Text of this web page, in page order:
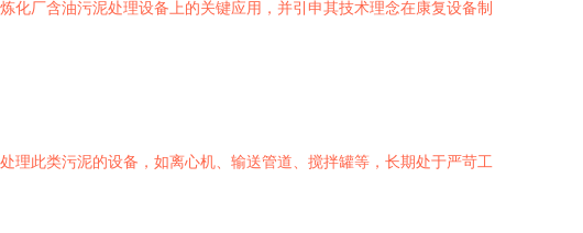
厂含油污泥处理设备上的关键应用，并引申其技术理念在康复设备制
理此类污泥的设备，如离心机、输送管道、搅拌罐等，长期处于严苛工